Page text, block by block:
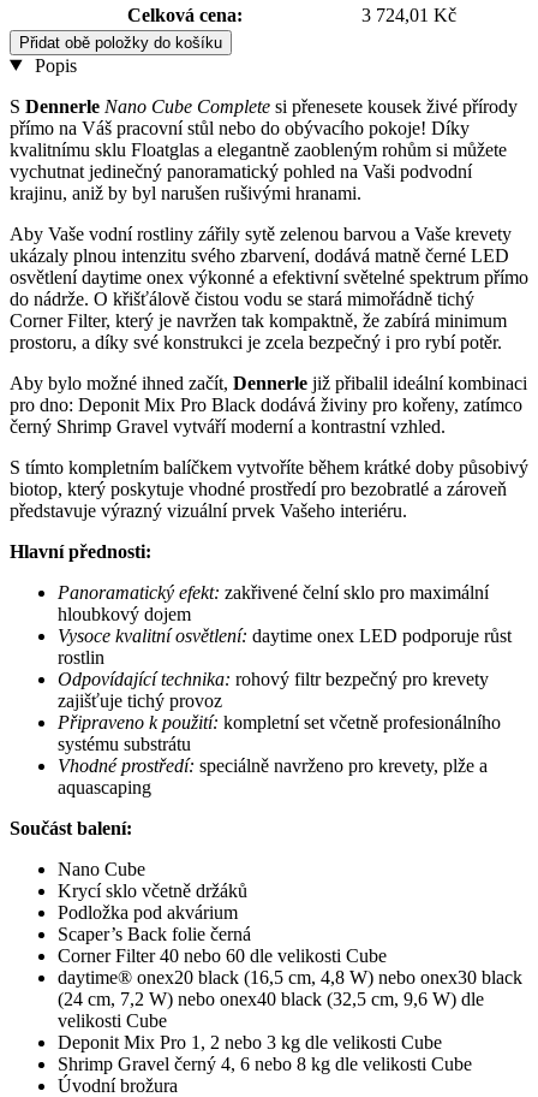
Celková cena:
3 724,01 Kč
Přidat obě položky do košíku
Popis
S Dennerle Nano Cube Complete si přenesete kousek živé přírody
přímo na Váš pracovní stůl nebo do obývacího pokoje! Díky
kvalitnímu sklu Floatglas a elegantně zaobleným rohům si můžete
vychutnat jedinečný panoramatický pohled na Vaši podvodní
krajinu, aniž by byl narušen rušivými hranami.
Aby Vaše vodní rostliny zářily sytě zelenou barvou a Vaše krevety
ukázaly plnou intenzitu svého zbarvení, dodává matně černé LED
osvětlení daytime onex výkonné a efektivní světelné spektrum přímo
do nádrže. O křišťálově čistou vodu se stará mimořádně tichý
Corner Filter, který je navržen tak kompaktně, že zabírá minimum
prostoru, a díky své konstrukci je zcela bezpečný i pro rybí potěr.
Aby bylo možné ihned začít, Dennerle již přibalil ideální kombinaci
pro dno: Deponit Mix Pro Black dodává živiny pro kořeny, zatímco
černý Shrimp Gravel vytváří moderní a kontrastní vzhled.
S tímto kompletním balíčkem vytvoříte během krátké doby působivý
biotop, který poskytuje vhodné prostředí pro bezobratlé a zároveň
představuje výrazný vizuální prvek Vašeho interiéru.
Hlavní přednosti:
Panoramatický efekt: zakřivené čelní sklo pro maximální
hloubkový dojem
Vysoce kvalitní osvětlení: daytime onex LED podporuje růst
rostlin
Odpovídající technika: rohový filtr bezpečný pro krevety
zajišťuje tichý provoz
Připraveno k použití: kompletní set včetně profesionálního
systému substrátu
Vhodné prostředí: speciálně navrženo pro krevety, plže a
aquascaping
Součást balení:
Nano Cube
Krycí sklo včetně držáků
Podložka pod akvárium
Scaper’s Back folie černá
Corner Filter 40 nebo 60 dle velikosti Cube
daytime® onex20 black (16,5 cm, 4,8 W) nebo onex30 black
(24 cm, 7,2 W) nebo onex40 black (32,5 cm, 9,6 W) dle
velikosti Cube
Deponit Mix Pro 1, 2 nebo 3 kg dle velikosti Cube
Shrimp Gravel černý 4, 6 nebo 8 kg dle velikosti Cube
Úvodní brožura